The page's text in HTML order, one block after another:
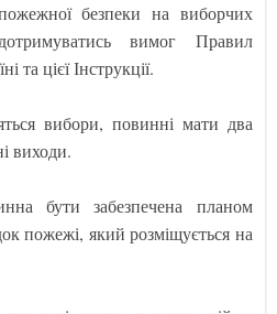
безпеки на виборчих
вимог Правил
та цієї Інструкції.
вибори, повинні мати два
виходи.
бути забезпечена планом
пожежі, який розміщується на